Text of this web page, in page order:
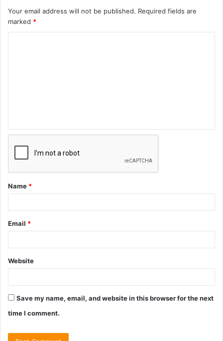
Your email address will not be published. Required fields are
marked *
Name *
Email *
Website
Save my name, email, and website in this browser for the next
time I comment.